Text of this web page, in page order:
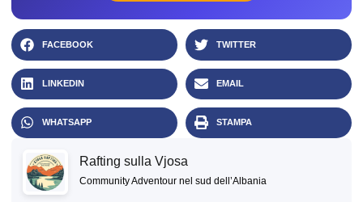
FACEBOOK TWITTER
LINKEDIN EMAIL
WHATSAPP STAMPA
Rafting sulla Vjosa
Community Adventour nel sud dell’Albania